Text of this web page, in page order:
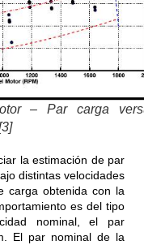
– Par carga
la estimación de par
distintas velocidades
carga obtenida con la
es del tipo
nominal, el par
El par nominal de la